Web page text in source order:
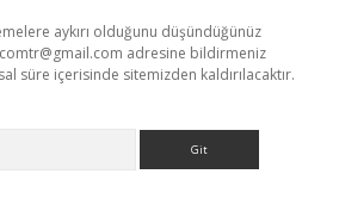
aykırı olduğunu düşündüğünüz
adresine bildirmeniz
süre içerisinde sitemizden kaldırılacaktır.